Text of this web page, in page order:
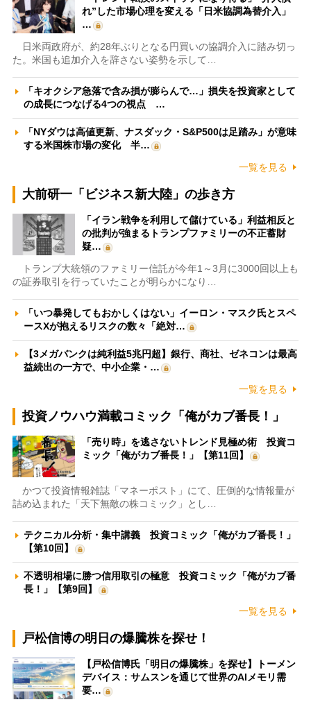
れ”した市場心理を変える「日米協調為替介入」
…
日米両政府が、約28年ぶりとなる円買いの協調介入に踏み切っ
た。米国も追加介入を辞さない姿勢を示して…
「キオクシア急落で含み損が膨らんで…」損失を投資家として
の成長につなげる4つの視点 …
「NYダウは高値更新、ナスダック・S&P500は足踏み」が意味
する米国株市場の変化 半…
一覧を見る
大前研一「ビジネス新大陸」の歩き方
「イラン戦争を利用して儲けている」利益相反と
の批判が強まるトランプファミリーの不正蓄財
疑…
トランプ大統領のファミリー信託が今年1～3月に3000回以上も
の証券取引を行っていたことが明らかになり…
「いつ暴発してもおかしくはない」イーロン・マスク氏とスペ
ースXが抱えるリスクの数々「絶対…
【3メガバンクは純利益5兆円超】銀行、商社、ゼネコンは最高
益続出の一方で、中小企業・…
一覧を見る
投資ノウハウ満載コミック「俺がカブ番長！」
「売り時」を逃さないトレンド見極め術 投資コ
ミック「俺がカブ番長！」【第11回】
かつて投資情報雑誌「マネーポスト」にて、圧倒的な情報量が
詰め込まれた「天下無敵の株コミック」とし…
テクニカル分析・集中講義 投資コミック「俺がカブ番長！」
【第10回】
不透明相場に勝つ信用取引の極意 投資コミック「俺がカブ番
長！」【第9回】
一覧を見る
戸松信博の明日の爆騰株を探せ！
【戸松信博氏「明日の爆騰株」を探せ】トーメン
デバイス：サムスンを通じて世界のAIメモリ需
要…